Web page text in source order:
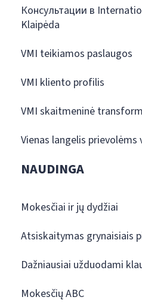
Консультации в
Klaipėda
VMI teikiamos paslaugos
VMI kliento profilis
VMI skaitmeninė
Vienas langelis
NAUDINGA
Mokesčiai ir jų dydžiai
Atsiskaitymas grynaisiais
Dažniausiai užduodami
Mokesčių ABC